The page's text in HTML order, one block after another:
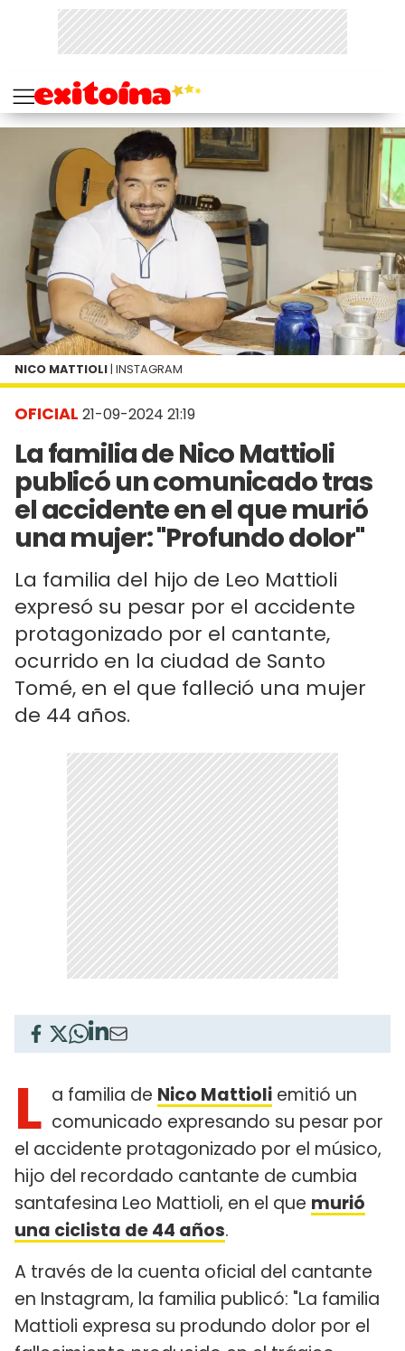
OFICIAL 21-09-2024 21:19
La familia de Nico Mattioli
publicó un comunicado tras
el accidente en el que murió
una mujer: "Profundo dolor"
La familia del hijo de Leo Mattioli
expresó su pesar por el accidente
protagonizado por el cantante,
ocurrido en la ciudad de Santo
Tomé, en el que falleció una mujer
de 44 años.
NICO MATTIOLI | INSTAGRAM
L a familia de Nico Mattioli emitió un
comunicado expresando su pesar por
el accidente protagonizado por el músico,
hijo del recordado cantante de cumbia
santafesina Leo Mattioli, en el que murió
una ciclista de 44 años.
A través de la cuenta oficial del cantante
en Instagram, la familia publicó: "La familia
Mattioli expresa su produndo dolor por el